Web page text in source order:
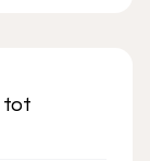
tot